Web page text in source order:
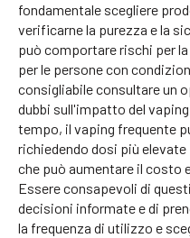
fondamentale scegliere
verificarne la purezza e la
può comportare rischi per
per le persone con
consigliabile consultare un
dubbi sull'impatto del
tempo, il vaping frequente
richiedendo dosi più
che può aumentare il
Essere consapevoli di
decisioni informate e di
la frequenza di utilizzo e